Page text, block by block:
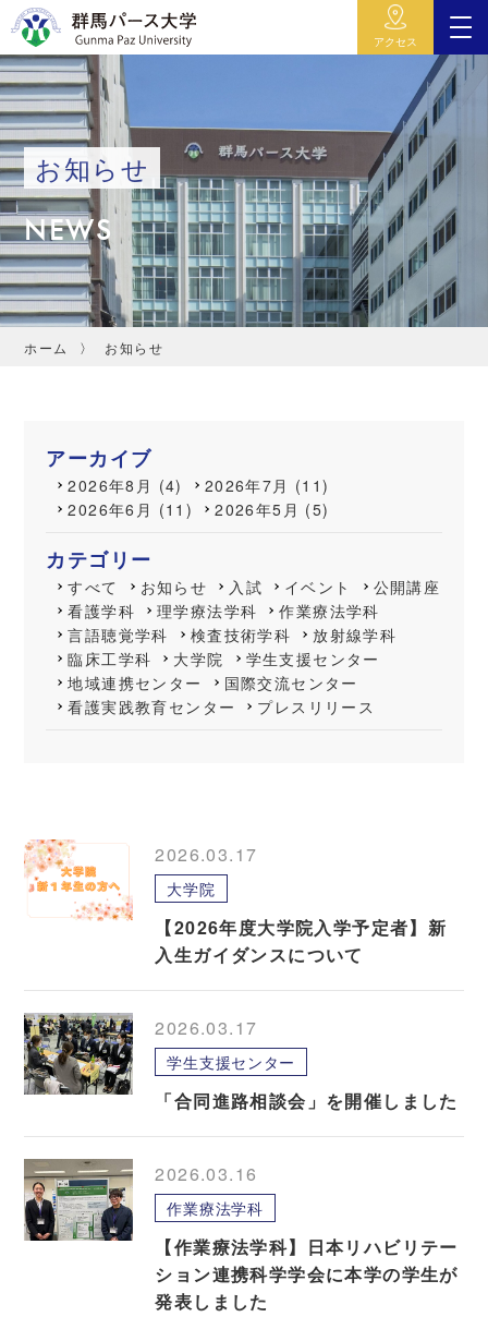
アクセス
お知らせ
NEWS
ホーム お知らせ
アーカイブ
2026年8月 (4)
2026年7月 (11)
2026年6月 (11)
2026年5月 (5)
カテゴリー
すべて お知らせ 入試 イベント
公開講座
看護学科
理学療法学科
作業療法学科
言語聴覚学科
検査技術学科
放射線学科
臨床工学科
大学院
学生支援センター
地域連携センター
国際交流センター
看護実践教育センター
プレスリリース
2026.03.17
大学院
【2026年度大学院入学予定者】新
入生ガイダンスについて
2026.03.17
学生支援センター
「合同進路相談会」を開催しました
2026.03.16
作業療法学科
【作業療法学科】日本リハビリテー
ション連携科学学会に本学の学生が
発表しました